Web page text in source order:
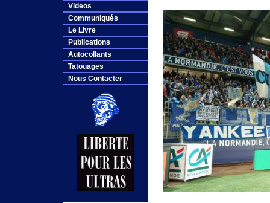
Videos
Communiqués
Le Livre
Publications
Autocollants
Tatouages
Nous Contacter